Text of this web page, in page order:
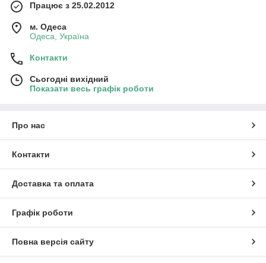
Працює з 25.02.2012
м. Одеса
Одеса, Україна
Контакти
Сьогодні вихідний
Показати весь графік роботи
Про нас
Контакти
Доставка та оплата
Графік роботи
Повна версія сайту